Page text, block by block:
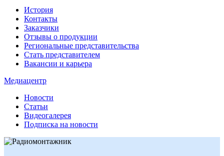
История
Контакты
Заказчики
Отзывы о продукции
Региональные представительства
Стать представителем
Вакансии и карьера
Медиацентр
Новости
Статьи
Видеогалерея
Подписка на новости